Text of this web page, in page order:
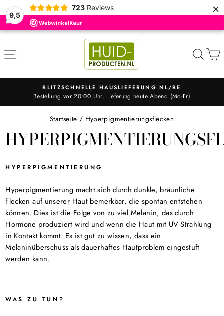
9,5
723 Reviews ×
Direkt
Inhalt
SEITENNAVIGATION
Pause
NL/BE
heute Abend (Mo-Fr)
KOSTENLOSER
Bei allen
Startseite / Hyperpigmentierungsflecken
HYPERPIGMENTIERUNG
Hyperpigmentierung macht sich durch dunkle, bräunliche
Flecken auf unserer Haut bemerkbar, die spontan entstehen
können. Dies ist die Folge von zu viel Melanin, das durch
Hormone produziert wird und wenn die Haut mit UV-Strahlung
in Kontakt kommt. Es ist gut zu wissen, dass ein
Melaninüberschuss als dauerhaftes Hautproblem eingestuft
werden kann.
WAS ZU TUN?